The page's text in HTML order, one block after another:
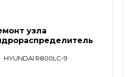
узла
HYUNDAI R800LC-9